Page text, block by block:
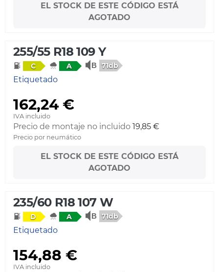
EL STOCK DE ESTE CÓDIGO ESTÁ
AGOTADO
255/55 R18 109 Y
C A 71db
Etiquetado
162,24 €
IVA incluido
Precio de montaje no incluido 19,85 €
Precio por neumático
EL STOCK DE ESTE CÓDIGO ESTÁ
AGOTADO
235/60 R18 107 W
D A 71db
Etiquetado
154,88 €
IVA incluido